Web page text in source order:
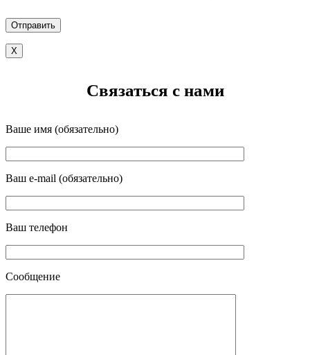
X
Связаться с нами
Ваше имя (обязательно)
Ваш e-mail (обязательно)
Ваш телефон
Сообщение